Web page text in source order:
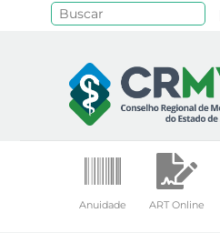
Anuidade ART Online